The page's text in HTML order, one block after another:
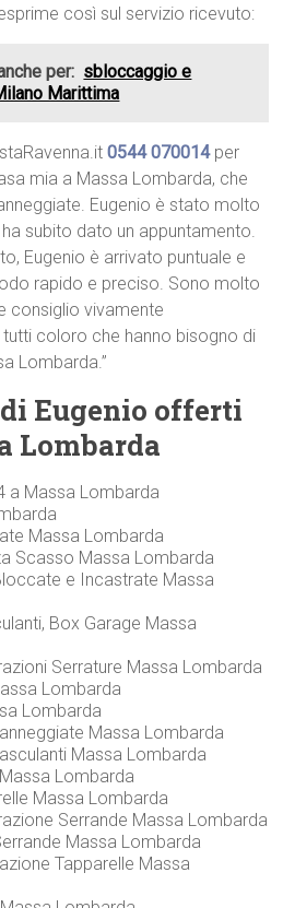
così sul servizio ricevuto:
per: sbloccaggio e
Marittima
0544 070014per
mia a Massa Lombarda, che
Eugenio è stato molto
subito dato un appuntamento.
Eugenio è arrivato puntuale e
rapido e preciso. Sono molto
consiglio vivamente
coloro che hanno bisogno di
Lombarda.”
Eugenio offerti
Lombarda
a Massa Lombarda
Massa Lombarda
Scasso Massa Lombarda
e Incastrate Massa
Box Garage Massa
Serrature Massa Lombarda
Lombarda
Lombarda
Massa Lombarda
Massa Lombarda
Lombarda
Massa Lombarda
Serrande Massa Lombarda
Massa Lombarda
Tapparelle Massa